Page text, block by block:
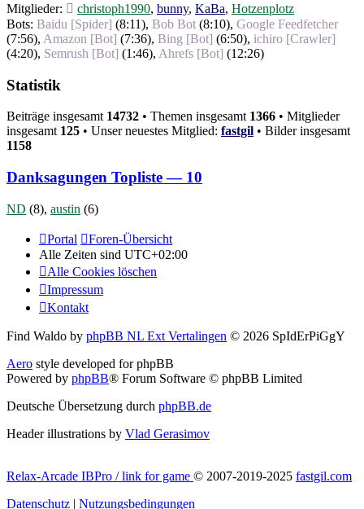
Mitglieder: christoph1990, bunny, KaBa, Hotzenplotz
Bots: Baidu [Spider] (8:11), Bob Bot (8:10), Google Feedfetcher
(7:56), Amazon [Bot] (7:36), Bing [Bot] (6:50), ichiro [Crawler]
(4:20), Semrush [Bot] (1:46), Ahrefs [Bot] (12:26)
Statistik
Beiträge insgesamt 14732 • Themen insgesamt 1366 • Mitglieder
insgesamt 125 • Unser neuestes Mitglied: fastgil • Bilder insgesamt
1158
Danksagungen Topliste — 10
ND (8), austin (6)
Portal
Foren-Übersicht
Alle Zeiten sind UTC+02:00
Alle Cookies löschen
Impressum
Kontakt
Find Waldo by phpBB NL Ext Vertalingen © 2026 SpIdErPiGgY
Aero style developed for phpBB
Powered by phpBB® Forum Software © phpBB Limited
Deutsche Übersetzung durch phpBB.de
Header illustrations by Vlad Gerasimov
Relax-Arcade IBPro / link for game © 2007-2019-2025 fastgil.com
Datenschutz | Nutzungsbedingungen